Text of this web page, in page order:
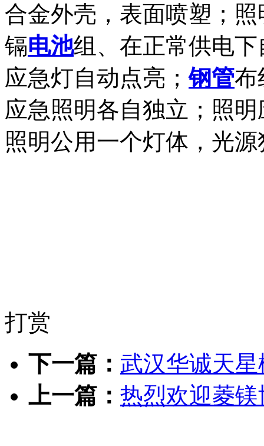
合金外壳，表面喷塑；
镉电池组、在正常供电
应急灯自动点亮；钢管布
应急照明各自独立；照
照明公用一个灯体，光
打赏
下一篇： 武汉华诚天
上一篇： 热烈欢迎菱